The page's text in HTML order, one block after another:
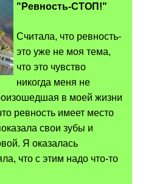
"Ревность-СТОП!"
Считала, что ревность-
это уже не моя тема,
что это чувство
никогда меня не
в моей жизни
ревность имеет место
свои зубы и
Я оказалась
что с этим надо что-то